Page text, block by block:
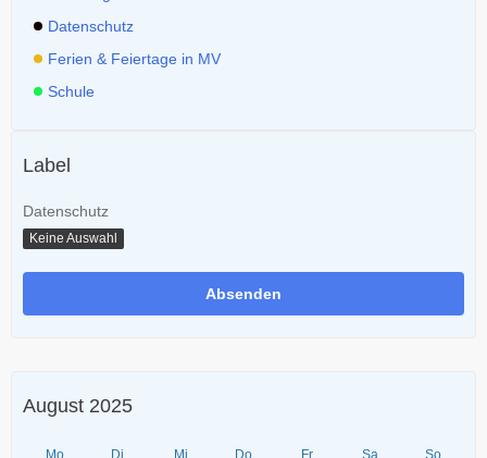
Datenschutz
Ferien & Feiertage in MV
Schule
Label
Datenschutz
Keine Auswahl
August 2025
Mo Di Mi Do Fr Sa So